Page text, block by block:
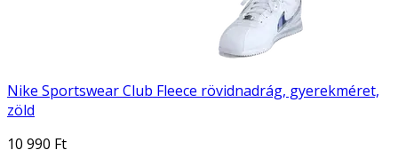
Nike Sportswear Club Fleece rövidnadrág, gyerekméret,
zöld
10 990 Ft